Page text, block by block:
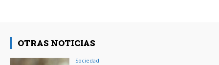
OTRAS NOTICIAS
Sociedad